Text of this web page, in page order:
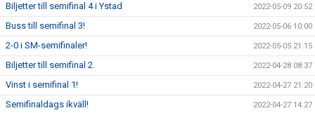
Biljetter till semifinal 4 i Ystad 2022-05-09 20:52
Buss till semifinal 3! 2022-05-06 10:00
2-0 i SM-semifinaler! 2022-05-05 21:15
Biljetter till semifinal 2. 2022-04-28 08:37
Vinst i semifinal 1! 2022-04-27 21:20
Semifinaldags ikväll! 2022-04-27 14:27